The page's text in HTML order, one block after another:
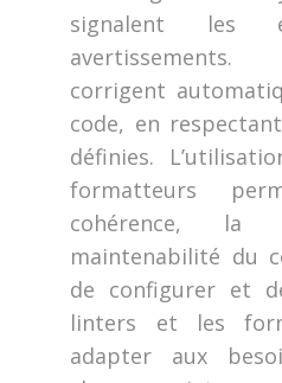
signalent les
corrigent
code, en
définies.
formatteurs
cohérence,
maintenabilité du
de configurer et
linters et les
adapter aux